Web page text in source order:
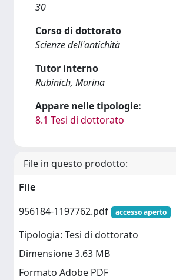
30
Corso di dottorato
Scienze dell'antichità
Tutor interno
Rubinich, Marina
Appare nelle tipologie:
8.1 Tesi di dottorato
File in questo prodotto:
File
956184-1197762.pdf
accesso aperto
Tipologia: Tesi di dottorato
Dimensione 3.63 MB
Formato Adobe PDF